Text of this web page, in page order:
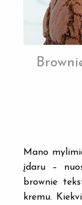
Mano
įdaru –
brownie
kremu.